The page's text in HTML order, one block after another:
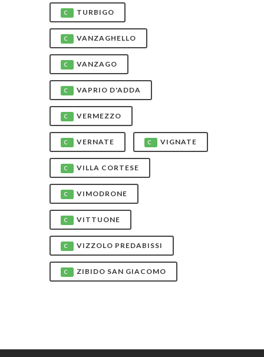
C TURBIGO
C VANZAGHELLO
C VANZAGO
C VAPRIO D'ADDA
C VERMEZZO
C VERNATE C VIGNATE
C VILLA CORTESE
C VIMODRONE
C VITTUONE
C VIZZOLO PREDABISSI
C ZIBIDO SAN GIACOMO